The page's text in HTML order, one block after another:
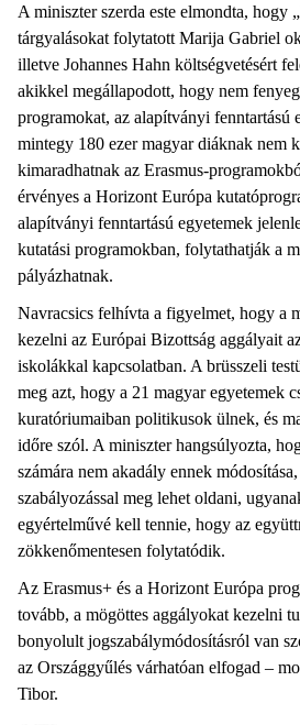
A miniszter szerda este elmondta, hogy
tárgyalásokat folytatott Marija Gabriel
illetve Johannes Hahn költségvetésért
akikkel megállapodott, hogy nem
programokat, az alapítványi fenntartású
mintegy 180 ezer magyar diáknak nem
kimaradhatnak az Erasmus-
érvényes a Horizont Európa
alapítványi fenntartású egyetemek
kutatási programokban, folytathatják a
pályázhatnak.
Navracsics felhívta a figyelmet, hogy a
kezelni az Európai Bizottság aggályait
iskolákkal kapcsolatban. A brüsszeli
meg azt, hogy a 21 magyar egyetemek
kuratóriumaiban politikusok ülnek, és
időre szól. A miniszter hangsúlyozta,
számára nem akadály ennek
szabályozással meg lehet oldani,
egyértelművé kell tennie, hogy az
zökkenőmentesen folytatódik.
Az Erasmus+ és a Horizont Európa
tovább, a mögöttes aggályokat kezelni
bonyolult jogszabálymódosításról van
az Országgyűlés várhatóan elfogad –
Tibor.